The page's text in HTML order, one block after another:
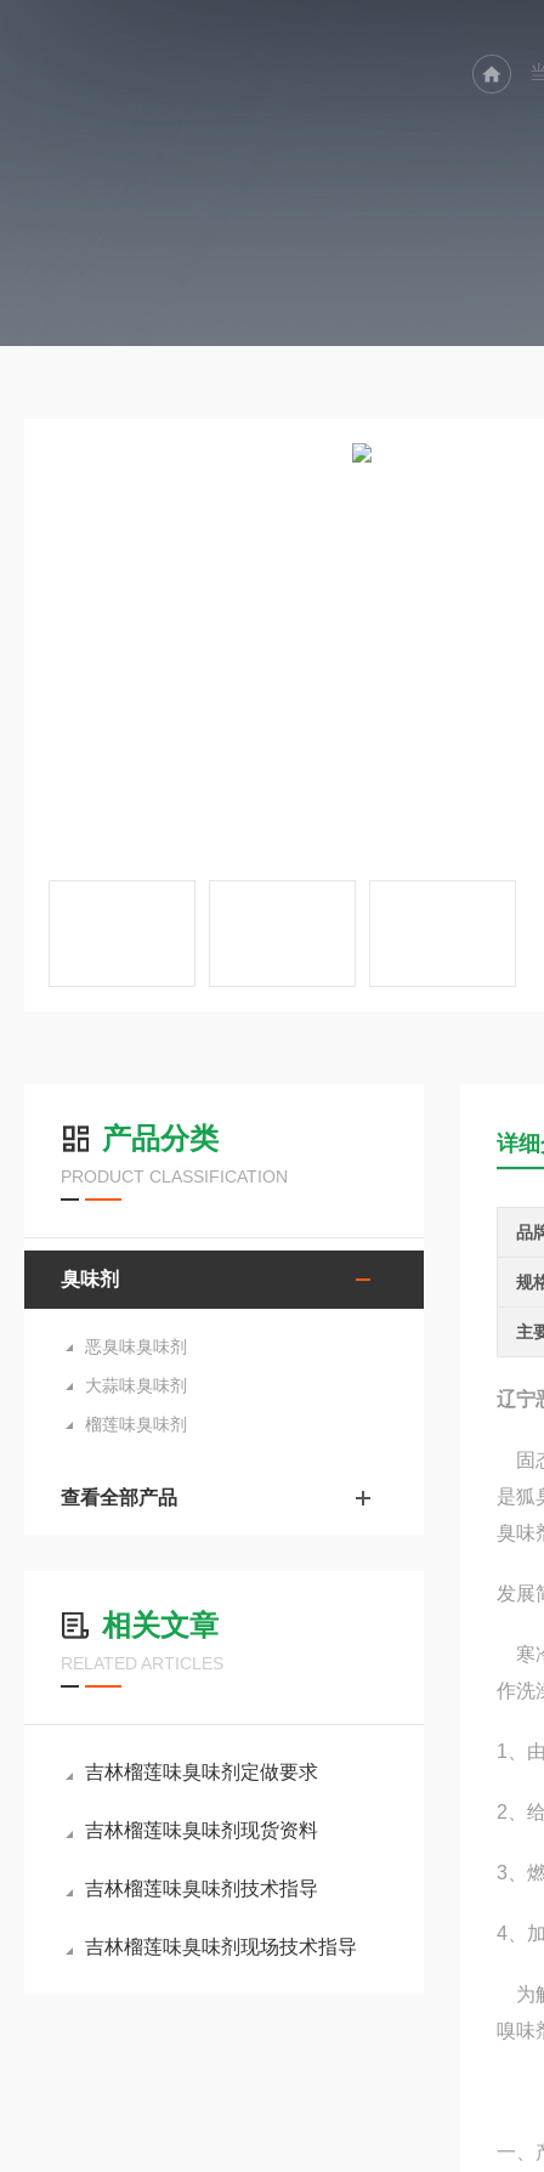
产品分类
PRODUCT CLASSIFICATION
臭味剂
恶臭味臭味剂
大蒜味臭味剂
榴莲味臭味剂
查看全部产品
相关文章
RELATED ARTICLES
吉林榴莲味臭味剂定做要求
吉林榴莲味臭味剂现货资料
吉林榴莲味臭味剂技术指导
吉林榴莲味臭味剂现场技术指导
详
品
规
主
辽宁
固
是狐
臭味
发展
寒
作洗
1、
2、
3、
4、
为
嗅味
一、